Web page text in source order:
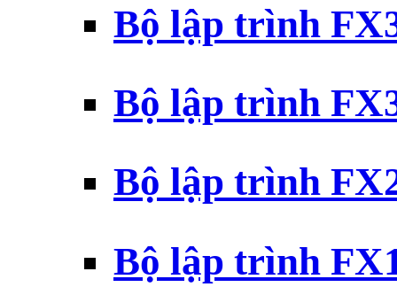
Bộ lập trình
Bộ lập trình
Bộ lập trình
Bộ lập trình